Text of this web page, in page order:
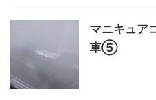
マニキュア
車⑤